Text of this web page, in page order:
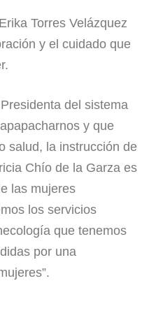
Torres Velázquez
y el cuidado que
del sistema
y que
salud, la instrucción de
Chío de la Garza es
las mujeres
los servicios
que tenemos
por una